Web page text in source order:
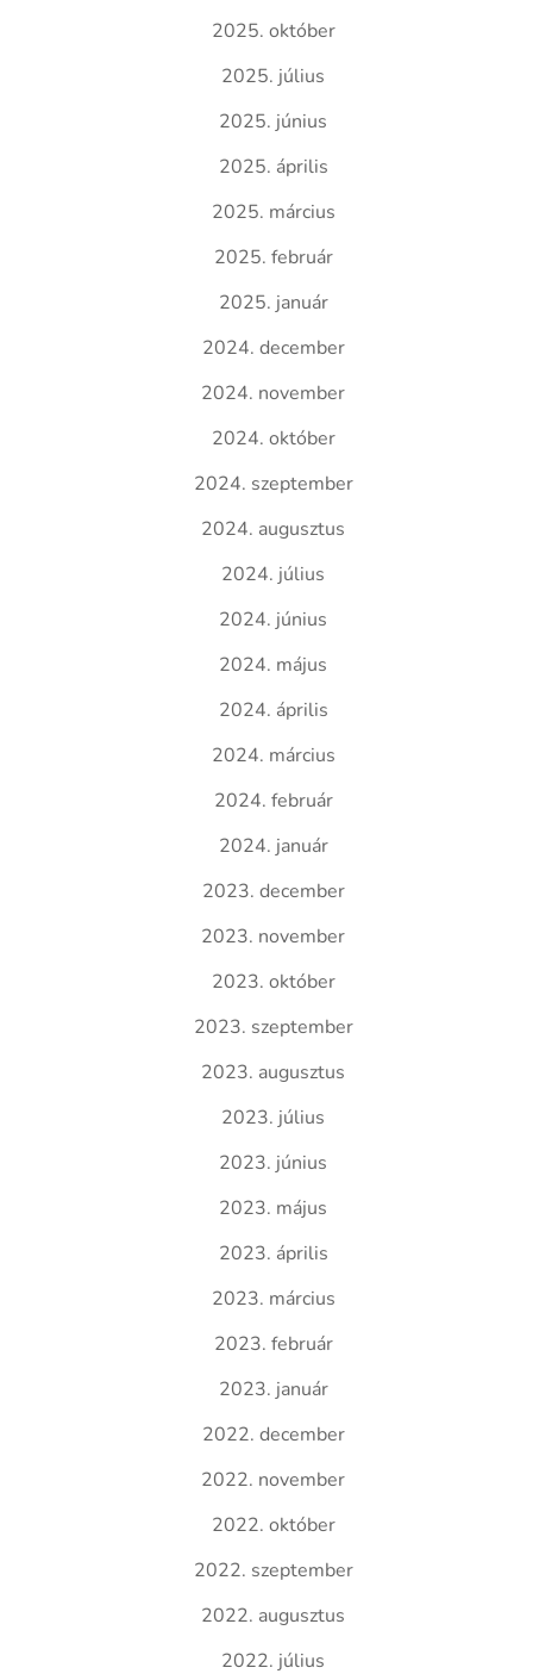
2025. október
2025. július
2025. június
2025. április
2025. március
2025. február
2025. január
2024. december
2024. november
2024. október
2024. szeptember
2024. augusztus
2024. július
2024. június
2024. május
2024. április
2024. március
2024. február
2024. január
2023. december
2023. november
2023. október
2023. szeptember
2023. augusztus
2023. július
2023. június
2023. május
2023. április
2023. március
2023. február
2023. január
2022. december
2022. november
2022. október
2022. szeptember
2022. augusztus
2022. július